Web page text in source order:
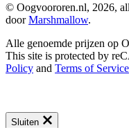
© Oogvoororen.nl, 2026,
doorMarshmallow.
Alle genoemde prijzen op
This site is protected by
Policy and Terms of Service
Sluiten